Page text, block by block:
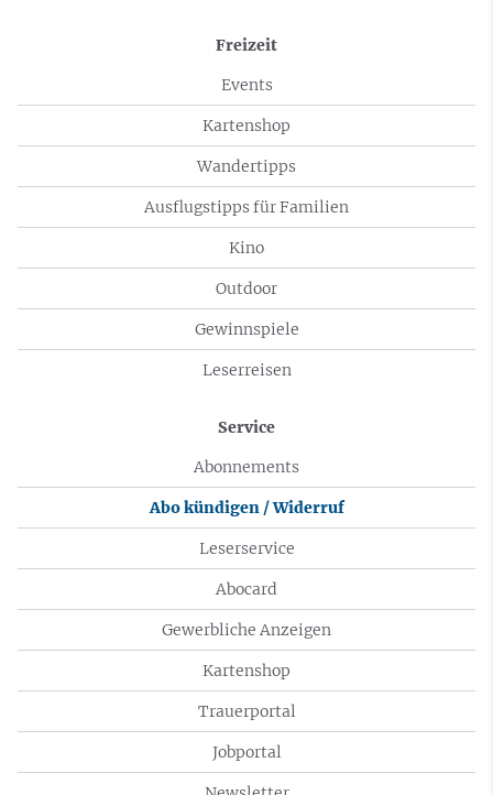
Freizeit
Events
Kartenshop
Wandertipps
Ausflugstipps für Familien
Kino
Outdoor
Gewinnspiele
Leserreisen
Service
Abonnements
Abo kündigen / Widerruf
Leserservice
Abocard
Gewerbliche Anzeigen
Kartenshop
Trauerportal
Jobportal